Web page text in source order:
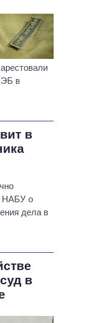
в
в
НАБУ о
дела в
в